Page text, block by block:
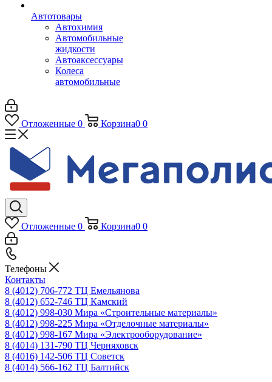
Автотовары
Автохимия
Автомобильные
жидкости
Автоаксессуары
Колеса
автомобильные
Отложенные 0 Корзина0 0
Отложенные 0 Корзина0 0
Телефоны
Контакты
8 (4012) 706-772 ТЦ Емельянова
8 (4012) 652-746 ТЦ Камский
8 (4012) 998-030 Мира «Строительные материалы»
8 (4012) 998-225 Мира «Отделочные материалы»
8 (4012) 998-167 Мира «Электрооборудование»
8 (4014) 131-790 ТЦ Черняховск
8 (4016) 142-506 ТЦ Советск
8 (4014) 566-162 ТЦ Балтийск